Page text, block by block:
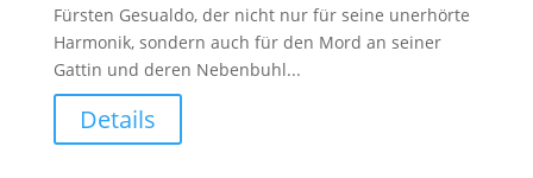
Fürsten Gesualdo, der nicht nur für seine unerhörte
Harmonik, sondern auch für den Mord an seiner
Gattin und deren Nebenbuhl...
Details